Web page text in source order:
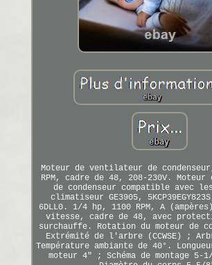
Moteur de ventilateur de
RPM, cadre de 48, 208-230V.
de condenseur compatible avec
climatiseur GE3905,
6DLL0. 1/4 hp, 1100 RPM, A
vitesse, cadre de 48, avec
surchauffe. Rotation du moteur de
Extrémité de l'arbre (CCWSE) ;
Température ambiante de 40°.
moteur 4" ; Schéma de montage 5-